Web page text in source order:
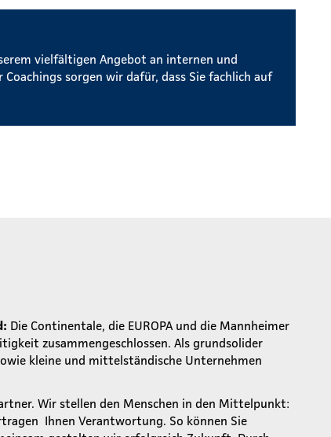
vielfältigen Angebot an internen und
sorgen wir dafür, dass Sie fachlich auf
Die Continentale, die EUROPA und die Mannheimer
zusammengeschlossen. Als grundsolider
kleine und mittelständische Unternehmen
Wir stellen den Menschen in den Mittelpunkt:
Ihnen Verantwortung. So können Sie